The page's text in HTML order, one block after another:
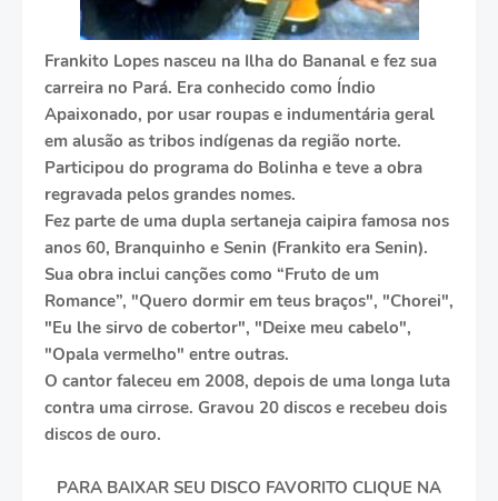
Frankito Lopes nasceu na Ilha do Bananal e fez sua
carreira no Pará. Era conhecido como Índio
Apaixonado, por usar roupas e indumentária geral
em alusão as tribos indígenas da região norte.
Participou do programa do Bolinha e teve a obra
regravada pelos grandes nomes.
Fez parte de uma dupla sertaneja caipira famosa nos
anos 60, Branquinho e Senin (Frankito era Senin).
Sua obra inclui canções como “Fruto de um
Romance”, "Quero dormir em teus braços", "Chorei",
"Eu lhe sirvo de cobertor", "Deixe meu cabelo",
"Opala vermelho" entre outras.
O cantor faleceu em 2008, depois de uma longa luta
contra uma cirrose. Gravou 20 discos e recebeu dois
discos de ouro.
PARA BAIXAR SEU DISCO FAVORITO CLIQUE NA